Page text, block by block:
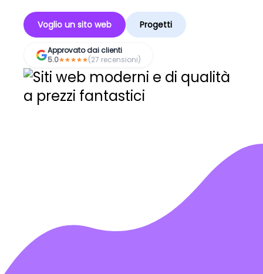
Voglio un sito web Progetti
Approvato dai clienti
5.0
(27 recensioni)